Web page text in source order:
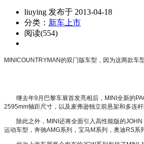
liuying 发布于 2013-04-18
分类： 新车上市
阅读(554)
MINICOUNTRYMAN的双门版车型，因为这两款车
继去年9月巴黎车展首发亮相后，MINI全新的
2595mm轴距尺寸，以及麦弗逊独立前悬架和多连杆
除此之外，MINI还将全面引入高性能版的
运动车型，奔驰AMG系列，宝马M系列，奥迪RS系